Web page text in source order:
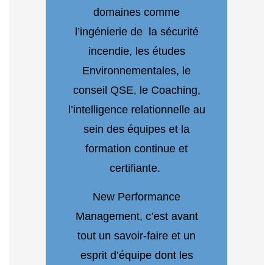
domaines comme
l’ingénierie de la sécurité
incendie, les études
Environnementales, le
conseil QSE, le Coaching,
l’intelligence relationnelle au
sein des équipes et la
formation continue et
certifiante.
New Performance
Management, c’est avant
tout un savoir-faire et un
esprit d’équipe dont les